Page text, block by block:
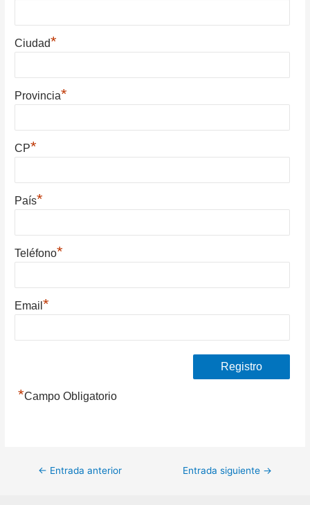
Ciudad*
Provincia*
CP*
País*
Teléfono*
Email*
*Campo Obligatorio
Navegación
← Entrada anterior Entrada siguiente →